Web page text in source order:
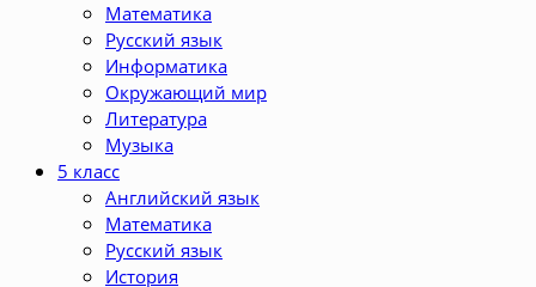
Математика
Русский язык
Информатика
Окружающий мир
Литература
Музыка
5 класс
Английский язык
Математика
Русский язык
История